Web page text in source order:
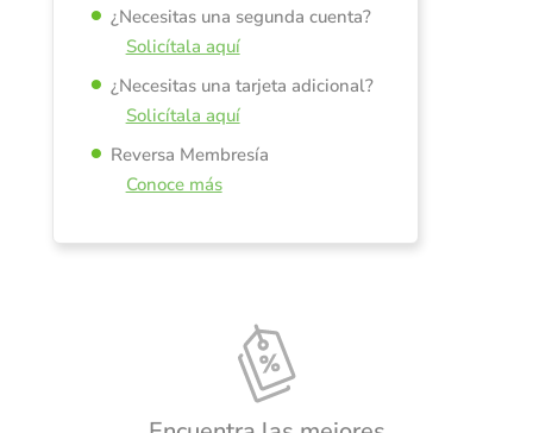
¿Necesitas una segunda cuenta?
Solicítala aquí
¿Necesitas una tarjeta adicional?
Solicítala aquí
Reversa Membresía
Conoce más